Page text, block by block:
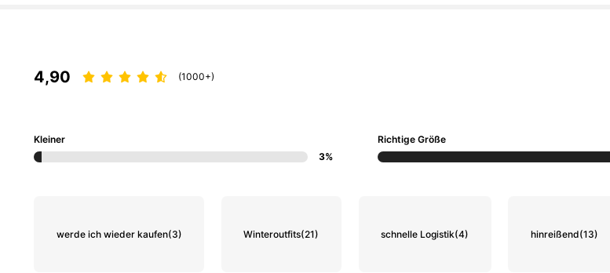
4,90 (1000+)
Kleiner
3%
Richtige Größe
werde ich wieder kaufen(3) Winteroutfits(21) schnelle Logistik(4) hinreißend(13)